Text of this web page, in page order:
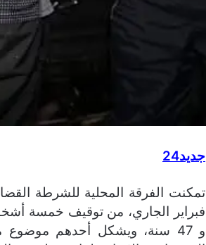
جديد24
و 47 سنة، ويشكل أحدهم